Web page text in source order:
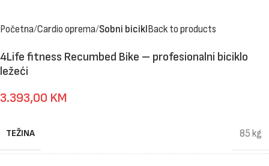
Početna Cardio oprema Sobni biciklBack to products
4Life fitness Recumbed Bike – profesionalni biciklo
ležeći
3.393,00 KM
TEŽINA 85 kg